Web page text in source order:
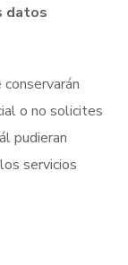
datos
o no solicites
pudieran
servicios